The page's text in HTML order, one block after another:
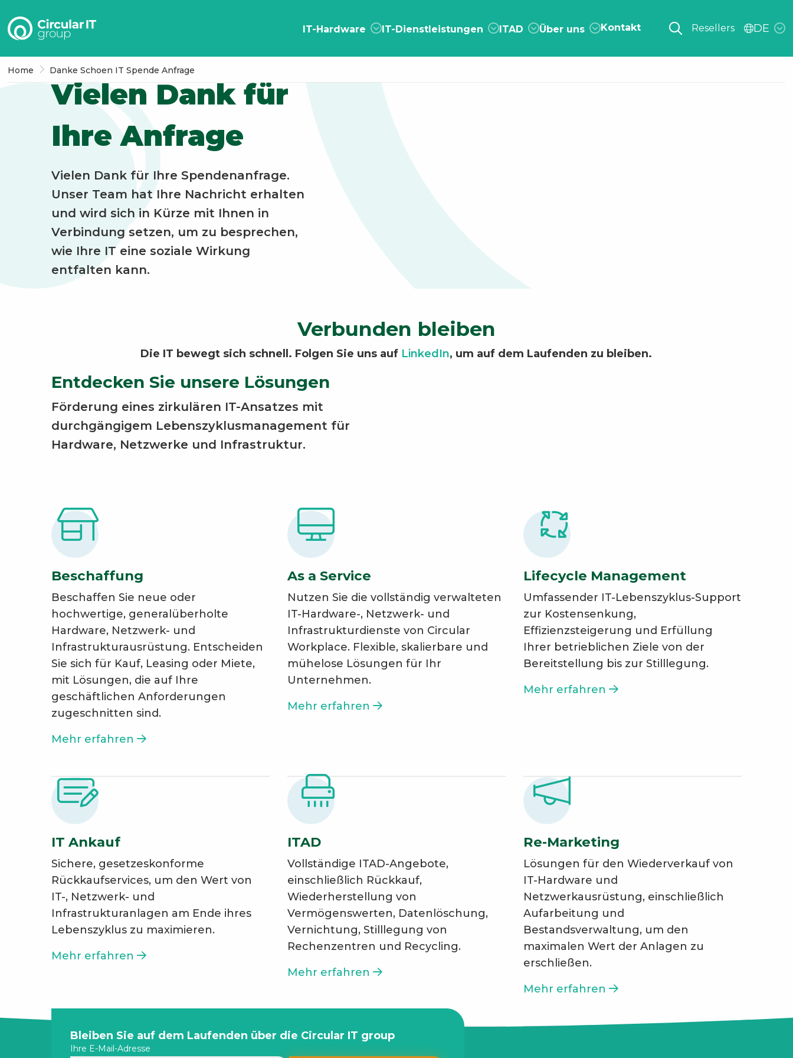
Circular
IT
group
–
IT-Hardware IT-Dienstleistungen ITAD Über uns Kontakt Resellers DE
Home Danke Schoen IT Spende Anfrage
Vielen Dank für
Ihre Anfrage
Vielen Dank für Ihre Spendenanfrage.
Unser Team hat Ihre Nachricht erhalten
und wird sich in Kürze mit Ihnen in
Verbindung setzen, um zu besprechen,
wie Ihre IT eine soziale Wirkung
entfalten kann.
Verbunden bleiben
Die IT bewegt sich schnell. Folgen Sie uns auf LinkedIn, um auf dem Laufenden zu bleiben.
Entdecken Sie unsere Lösungen
Förderung eines zirkulären IT-Ansatzes mit
durchgängigem Lebenszyklusmanagement für
Hardware, Netzwerke und Infrastruktur.
Beschaffung
Beschaffen Sie neue oder
hochwertige, generalüberholte
Hardware, Netzwerk- und
Infrastrukturausrüstung. Entscheiden
Sie sich für Kauf, Leasing oder Miete,
mit Lösungen, die auf Ihre
geschäftlichen Anforderungen
zugeschnitten sind.
Mehr erfahren
As a Service
Nutzen Sie die vollständig verwalteten
IT-Hardware-, Netzwerk- und
Infrastrukturdienste von Circular
Workplace. Flexible, skalierbare und
mühelose Lösungen für Ihr
Unternehmen.
Mehr erfahren
Lifecycle Management
Umfassender IT-Lebenszyklus-Support
zur Kostensenkung,
Effizienzsteigerung und Erfüllung
Ihrer betrieblichen Ziele von der
Bereitstellung bis zur Stilllegung.
Mehr erfahren
IT Ankauf
Sichere, gesetzeskonforme
Rückkaufservices, um den Wert von
IT-, Netzwerk- und
Infrastrukturanlagen am Ende ihres
Lebenszyklus zu maximieren.
Mehr erfahren
ITAD
Vollständige ITAD-Angebote,
einschließlich Rückkauf,
Wiederherstellung von
Vermögenswerten, Datenlöschung,
Vernichtung, Stilllegung von
Rechenzentren und Recycling.
Mehr erfahren
Re-Marketing
Lösungen für den Wiederverkauf von
IT-Hardware und
Netzwerkausrüstung, einschließlich
Aufarbeitung und
Bestandsverwaltung, um den
maximalen Wert der Anlagen zu
erschließen.
Mehr erfahren
Bleiben Sie auf dem Laufenden über die Circular IT group
Ihre E-Mail-Adresse